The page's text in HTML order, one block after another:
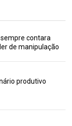
sempre contara
de manipulação
produtivo